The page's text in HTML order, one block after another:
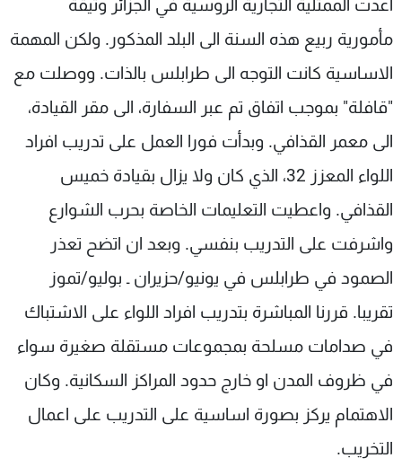
اعدت الممثلية التجارية الروسية في الجزائر وثيقة
مأمورية ربيع هذه السنة الى البلد المذكور. ولكن المهمة
الاساسية كانت التوجه الى طرابلس بالذات. ووصلت مع
"قافلة" بموجب اتفاق تم عبر السفارة، الى مقر القيادة،
الى معمر القذافي. وبدأت فورا العمل على تدريب افراد
اللواء المعزز 32، الذي كان ولا يزال بقيادة خميس
القذافي. واعطيت التعليمات الخاصة بحرب الشوارع
واشرفت على التدريب بنفسي. وبعد ان اتضح تعذر
الصمود في طرابلس في يونيو/حزيران ـ بوليو/تموز
تقريبا. قررنا المباشرة بتدريب افراد اللواء على الاشتباك
في صدامات مسلحة بمجموعات مستقلة صغيرة سواء
في ظروف المدن او خارج حدود المراكز السكانية. وكان
الاهتمام يركز بصورة اساسية على التدريب على اعمال
التخريب.